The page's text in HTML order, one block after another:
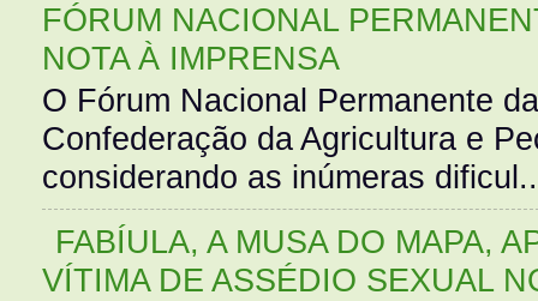
FÓRUM NACIONAL
NOTA À IMPRENSA
O Fórum Nacional Permanente
Confederação da Agricultura e
considerando as inúmeras
FABÍULA, A MUSA DO MAPA,
VÍTIMA DE ASSÉDIO SEXUAL